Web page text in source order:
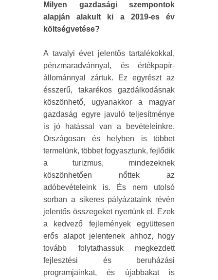
Milyen gazdasági szempontok
alapján alakult ki a 2019-es év
költségvetése?
A tavalyi évet jelentős tartalékokkal,
pénzmaradvánnyal, és értékpapír-
állománnyal zártuk. Ez egyrészt az
ésszerű, takarékos gazdálkodásnak
köszönhető, ugyanakkor a magyar
gazdaság egyre javuló teljesítménye
is jó hatással van a bevételeinkre.
Országosan és helyben is többet
termelünk, többet fogyasztunk, fejlődik
a turizmus, mindezeknek
köszönhetően nőttek az
adóbevételeink is. És nem utolsó
sorban a sikeres pályázataink révén
jelentős összegeket nyertünk el. Ezek
a kedvező fejlemények együttesen
erős alapot jelentenek ahhoz, hogy
tovább folytathassuk megkezdett
fejlesztési és beruházási
programjainkat, és újabbakat is